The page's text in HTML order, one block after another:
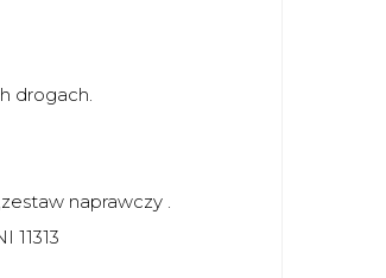
drogach.
naprawczy .